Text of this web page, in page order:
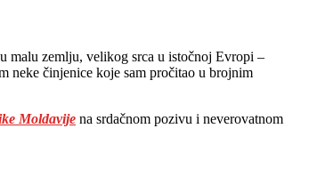
malu zemlju, velikog srca u istočnoj Evropi –
neke činjenice koje sam pročitao u brojnim
Moldavije na srdačnom pozivu i neverovatnom